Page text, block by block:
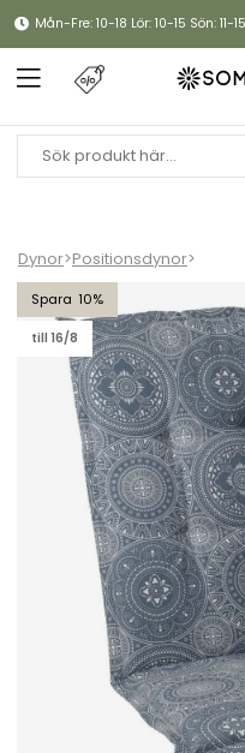
Mån-Fre: 10-18 Lör: 10-15 Sön: 11-15
Dynor>Positionsdynor>
10
till 16/8
Positionsdyna, fiber -